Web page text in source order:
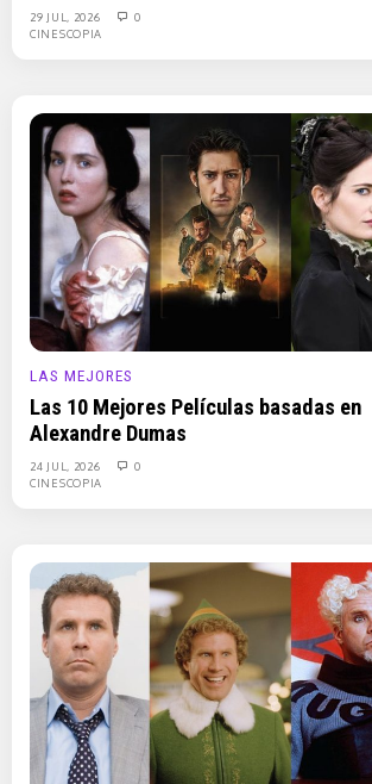
29 JUL, 2026
0
CINESCOPIA
LAS MEJORES
Las 10 Mejores Películas basadas en
Alexandre Dumas
24 JUL, 2026
0
CINESCOPIA